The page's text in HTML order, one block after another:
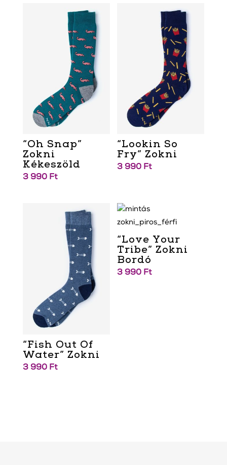
“Oh Snap”
Zokni
Kékeszöld
3 990 Ft
“Lookin So
Fry” Zokni
3 990 Ft
“Fish Out Of
Water” Zokni
3 990 Ft
“Love Your
Tribe” Zokni
Bordó
3 990 Ft